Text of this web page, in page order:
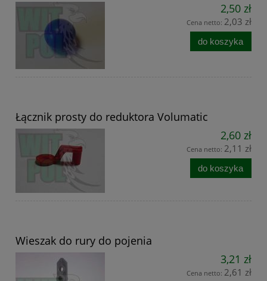
2,50 zł
Cena netto: 2,03 zł
do koszyka
Łącznik prosty do reduktora Volumatic
2,60 zł
Cena netto: 2,11 zł
do koszyka
Wieszak do rury do pojenia
3,21 zł
Cena netto: 2,61 zł